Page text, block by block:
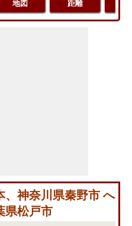
地図
距離
、神奈川県秦野市 へ
県松戸市